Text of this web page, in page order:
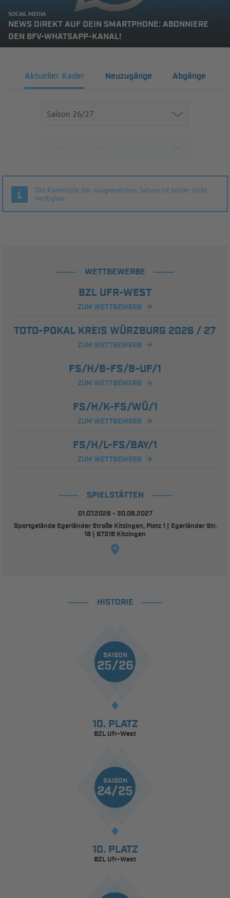
SOCIAL MEDIA
NEWS DIREKT AUF DEIN SMARTPHONE: ABONNIERE
DEN BFV-WHATSAPP-KANAL!
Aktueller Kader Neuzugänge Abgänge
Die Kaderliste der ausgewählten Saison ist leider nicht
verfügbar.
WETTBEWERBE
BZL UFR-WEST
ZUM WETTBEWERB
TOTO-POKAL KREIS WÜRZBURG 2026 / 27
ZUM WETTBEWERB
FS/H/B-FS/B-UF/1
ZUM WETTBEWERB
FS/H/K-FS/WÜ/1
ZUM WETTBEWERB
FS/H/L-FS/BAY/1
ZUM WETTBEWERB
SPIELSTÄTTEN
01.07.2026 - 30.06.2027
Sportgelände Egerländer Straße Kitzingen, Platz 1 | Egerländer Str.
18 | 97318 Kitzingen
HISTORIE
SAISON
25/26
10. PLATZ
BZL Ufr-West
SAISON
24/25
10. PLATZ
BZL Ufr-West